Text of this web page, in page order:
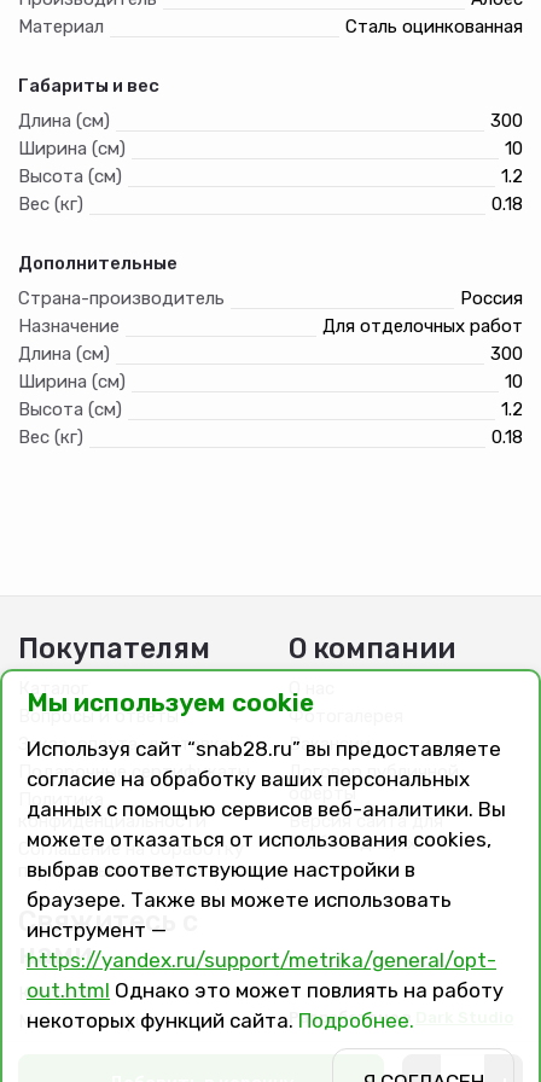
Дизайн: S-дизайн
Цвет: хром.
Материал
Сталь оцинкованная
Габариты и вес
Длина (см)
300
Ширина (см)
10
Высота (см)
1.2
Вес (кг)
0.18
Дополнительные
Страна-производитель
Россия
Назначение
Для отделочных работ
Длина (см)
300
Ширина (см)
10
Высота (см)
1.2
Вес (кг)
0.18
Покупателям
Каталог
Вопросы и ответы
Заказ, оплата, доставка
Подарочные сертификаты
конфиденциальности
Соглашение на обработку
персональных данных
О компании
О нас
Фотогалерея
Вакансии
Договор публичной
оферты
Версия сайта для
слабовидящих
Свяжитесь с
нами
Контакты
Магазины и филиалы
Разработано в
Мы используем cookie
Используя сайт “snab28.ru” вы предоставляете
согласие на обработку ваших персональных
данных с помощью сервисов веб-аналитики. Вы
можете отказаться от использования cookies,
выбрав соответствующие настройки в
браузере. Также вы можете использовать
инструмент —
https://yandex.ru/support/metrika/general/opt-
out.html Однако это может повлиять на работу
некоторых функций сайта. Подробнее.